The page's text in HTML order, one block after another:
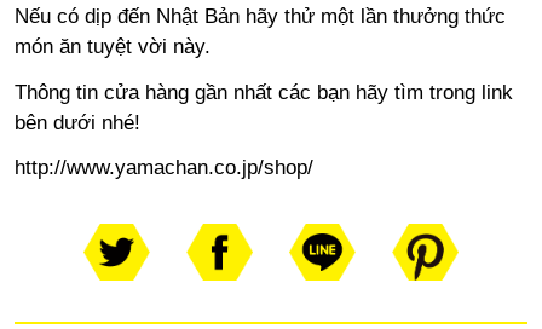
Nếu có dịp đến Nhật Bản hãy thử một lần thưởng thức
món ăn tuyệt vời này.
Thông tin cửa hàng gần nhất các bạn hãy tìm trong link
bên dưới nhé!
http://www.yamachan.co.jp/shop/